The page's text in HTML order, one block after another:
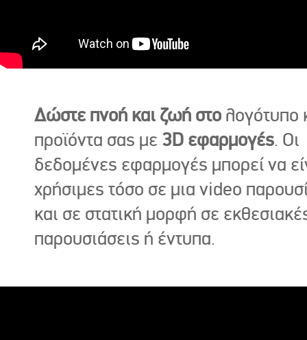
Δώστε πνοή και ζωή στο λογότυπο
προϊόντα σας με 3D εφαρμογές. Οι
δεδομένες εφαρμογές μπορεί να
χρήσιμες τόσο σε μια video
και σε στατική μορφή σε
παρουσιάσεις ή έντυπα.